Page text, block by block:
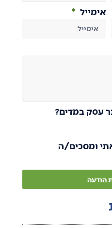
אימייל
עסק במדים?
ומסכים/ה
הודעה